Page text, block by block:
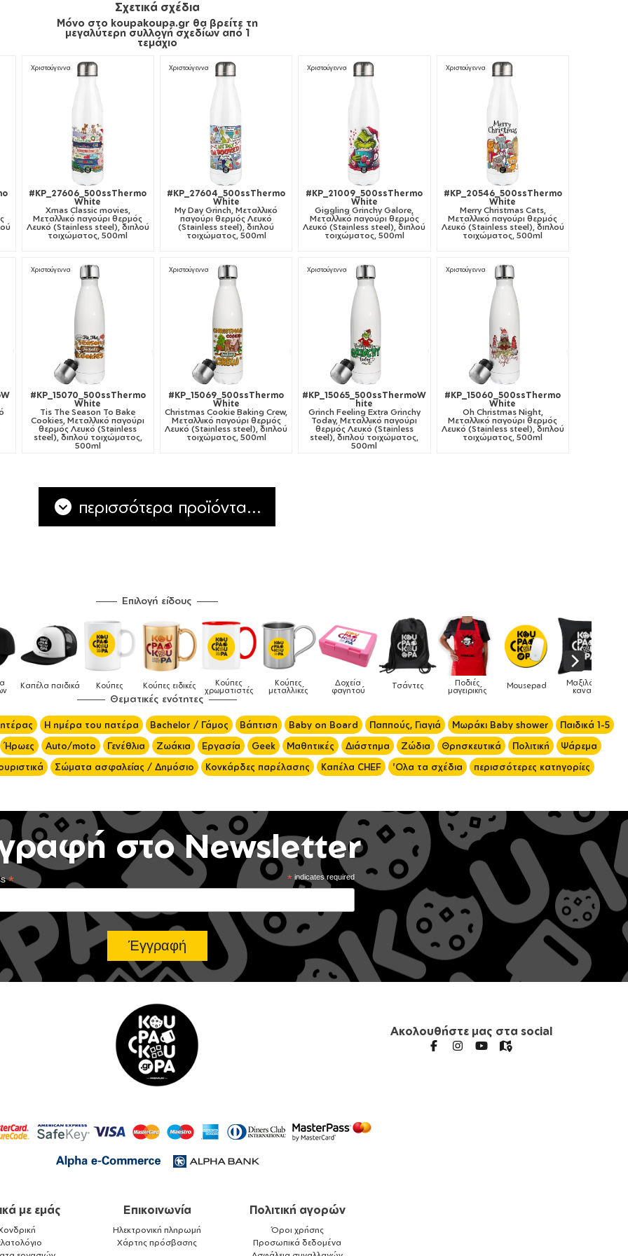
Σχετικά σχέδια
Μόνο στο koupakoupa.gr θα βρείτε τη
μεγαλύτερη συλλογή σχεδίων από 1
τεμάχιο
Χριστούγεννα
#KP_27606_500ssThermo
White
Xmas Classic movies,
Μεταλλικό παγούρι θερμός
Λευκό (Stainless steel), διπλού
τοιχώματος, 500ml
Χριστούγεννα
#KP_27604_500ssThermo
White
My Day Grinch, Μεταλλικό
παγούρι θερμός Λευκό
(Stainless steel), διπλού
τοιχώματος, 500ml
Χριστούγεννα
#KP_21009_500ssThermo
White
Giggling Grinchy Galore,
Μεταλλικό παγούρι θερμός
Λευκό (Stainless steel), διπλού
τοιχώματος, 500ml
Χριστούγεννα
#KP_20546_500ssThermo
White
Merry Christmas Cats,
Μεταλλικό παγούρι θερμός
Λευκό (Stainless steel), διπλού
τοιχώματος, 500ml
Χριστούγεννα
#KP_15070_500ssThermo
White
Tis The Season To Bake
Cookies, Μεταλλικό παγούρι
θερμός Λευκό (Stainless
steel), διπλού τοιχώματος,
500ml
Χριστούγεννα
#KP_15069_500ssThermo
White
Christmas Cookie Baking Crew,
Μεταλλικό παγούρι θερμός
Λευκό (Stainless steel), διπλού
τοιχώματος, 500ml
Χριστούγεννα
#KP_15065_500ssThermoW
hite
Grinch Feeling Extra Grinchy
Today, Μεταλλικό παγούρι
θερμός Λευκό (Stainless
steel), διπλού τοιχώματος,
500ml
Χριστούγεννα
#KP_15060_500ssThermo
White
Oh Christmas Night,
Μεταλλικό παγούρι θερμός
Λευκό (Stainless steel), διπλού
τοιχώματος, 500ml
περισσότερα προϊόντα...
Επιλογή είδους
Κούπες
χρωματιστές
Κούπες
μεταλλικές
Δοχεία
φαγητού Τσάντες Ποδιές
μαγειρικής Mousepad Μαξιλάρια
καναπέ Phone Holders Ρολόγια Βρεφικά
Θεματικές ενότητες
Η ημέρα του πατέρα Bachelor / Γάμος Βάπτιση Baby on Board Παππούς, Γιαγιά Μωράκι Baby shower
Παιδικά 1-5
Ήρωες Auto/moto Γενέθλια Ζωάκια Εργασία Geek Μαθητικές Διάστημα Ζώδια Θρησκευτικά Πολιτική
Ψάρεμα
Σώματα ασφαλείας / Δημόσιο Κονκάρδες παρέλασης Καπέλα CHEF 'Ολα τα σχέδια περισσότερες κατηγορίες
στο Newsletter
*indicates required
*
Ακολουθήστε μας στα social
με εμάς Επικοινωνία
Ηλεκτρονική πληρωμή
Χάρτης πρόσβασης
Πολιτική αγορών
Όροι χρήσης
Προσωπικά δεδομένα